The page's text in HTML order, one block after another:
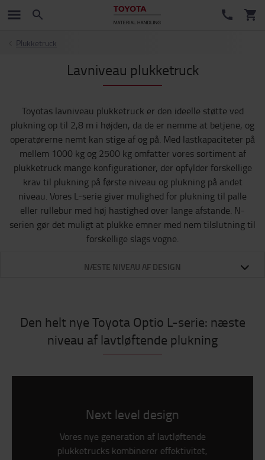
Plukketruck
Lavniveau plukketruck
Toyotas lavniveau plukketruck er den ideelle støtte ved
plukning op til 2,8 m i højden, da de er nemme at betjene, og
operatørerne nemt kan stige af og på. Med lastkapaciteter på
mellem 1000 kg og 2500 kg omfatter vores sortiment af
plukketruck mange konfigurationer, der opfylder forskellige
krav til plukning på første niveau og plukning på andet
niveau. Vores L-serie giver mulighed for plukning til palle
eller rullebur med høj hastighed over lange afstande. N-
serien gør det muligt at plukke emner med nem tilslutning til
forskellige slags vogne.
NÆSTE NIVEAU AF DESIGN
Den helt nye Toyota Optio L-serie: næste
niveau af lavtløftende plukning
Next level design
Vores nye generation af lavtløftende
plukketrucks kombinerer effektivitet,